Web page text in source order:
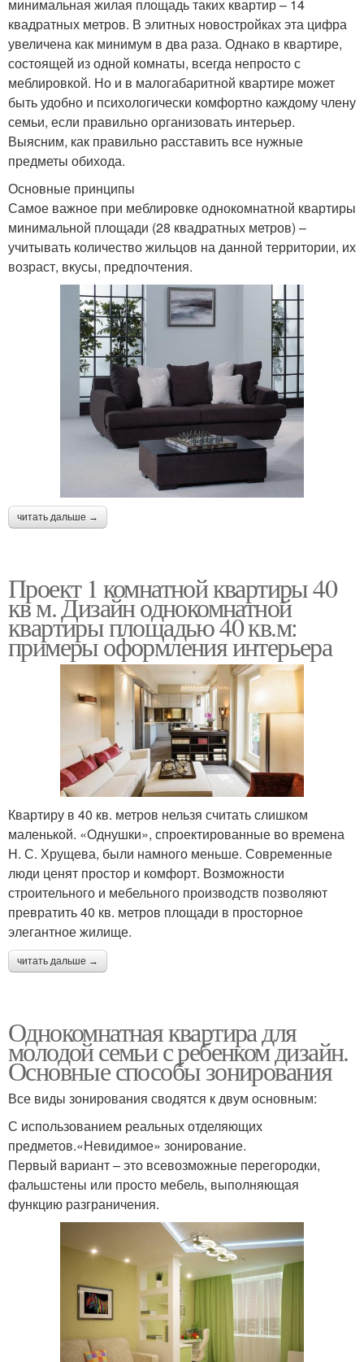
минимальная жилая площадь таких квартир – 14
квадратных метров. В элитных новостройках эта цифра
увеличена как минимум в два раза. Однако в квартире,
состоящей из одной комнаты, всегда непросто с
меблировкой. Но и в малогабаритной квартире может
быть удобно и психологически комфортно каждому члену
семьи, если правильно организовать интерьер.
Выясним, как правильно расставить все нужные
предметы обихода.
Основные принципы
Самое важное при меблировке однокомнатной квартиры
минимальной площади (28 квадратных метров) –
учитывать количество жильцов на данной территории, их
возраст, вкусы, предпочтения.
читать дальше →
Проект 1 комнатной квартиры 40
кв м. Дизайн однокомнатной
квартиры площадью 40 кв.м:
примеры оформления интерьера
Квартиру в 40 кв. метров нельзя считать слишком
маленькой. «Однушки», спроектированные во времена
Н. С. Хрущева, были намного меньше. Современные
люди ценят простор и комфорт. Возможности
строительного и мебельного производств позволяют
превратить 40 кв. метров площади в просторное
элегантное жилище.
читать дальше →
Однокомнатная квартира для
молодой семьи с ребенком дизайн.
Основные способы зонирования
Все виды зонирования сводятся к двум основным:
С использованием реальных отделяющих
предметов.«Невидимое» зонирование.
Первый вариант – это всевозможные перегородки,
фальшстены или просто мебель, выполняющая
функцию разграничения.